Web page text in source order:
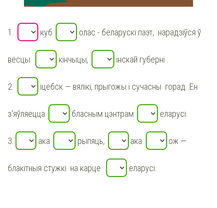
1. куб олас - беларускі паэт, нарадзіўся ў
вёсцы кінчыцы, інскай губерні .
2. іцебск — вялікі, прыгожы і сучасны горад. Ён
з'яўляецца бласным цэнтрам еларусі.
З. ака рыпяць, ака ож —
блакітныя стужкі на карце еларусі.